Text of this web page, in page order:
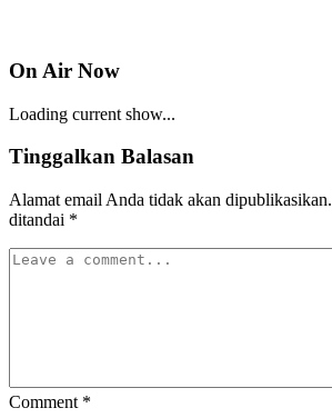
On Air Now
Loading current show...
Tinggalkan Balasan
Alamat email Anda tidak akan dipublikasikan.
ditandai *
Comment *